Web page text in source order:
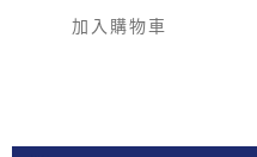
加入購物車